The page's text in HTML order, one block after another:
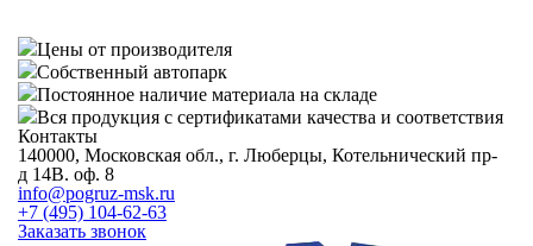
Цены от производителя
Собственный автопарк
Постоянное наличие материала на складе
Вся продукция с сертификатами качества и соответствия
Контакты
140000, Московская обл., г. Люберцы, Котельнический пр-
д 14В. оф. 8
info@pogruz-msk.ru
+7 (495) 104-62-63
Заказать звонок